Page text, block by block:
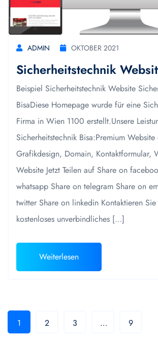
ADMIN OKTOBER 2021
Sicherheitstechnik
Beispiel Sicherheitstechnik Website
BisaDiese Homepage wurde für eine
Firma in Wien 1100 erstellt.Unsere
Sicherheitstechnik Bisa:Premium
Grafikdesign, Domain, Kontaktformular,
Website Jetzt Teilen auf Share on
whatsapp Share on telegram Share on
twitter Share on linkedin Kontaktieren
kostenloses unverbindliches […]
Weiterlesen
1 2 3 … 9